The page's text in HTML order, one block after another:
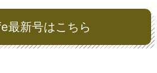
最新号はこちら